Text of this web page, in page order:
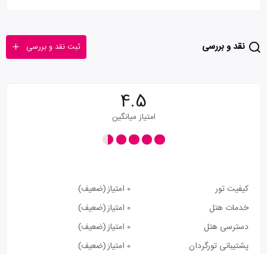
نقد و بررسی ثبت نقد و بررسی
4.5
امتیاز میانگین
کیفیت تور 0 امتیاز
(ضعیف)
خدمات هتل
0 امتیاز
(ضعیف)
دسترسی هتل
0 امتیاز
(ضعیف)
پشتیبانی تورگردان
0 امتیاز (ضعیف)